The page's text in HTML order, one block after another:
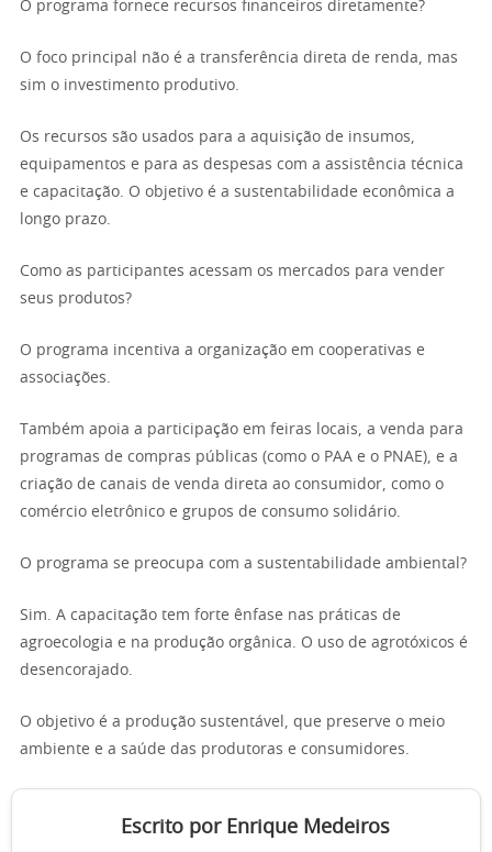
O programa fornece recursos financeiros diretamente?
O foco principal não é a transferência direta de renda, mas
sim o investimento produtivo.
Os recursos são usados para a aquisição de insumos,
equipamentos e para as despesas com a assistência técnica
e capacitação. O objetivo é a sustentabilidade econômica a
longo prazo.
Como as participantes acessam os mercados para vender
seus produtos?
O programa incentiva a organização em cooperativas e
associações.
Também apoia a participação em feiras locais, a venda para
programas de compras públicas (como o PAA e o PNAE), e a
criação de canais de venda direta ao consumidor, como o
comércio eletrônico e grupos de consumo solidário.
O programa se preocupa com a sustentabilidade ambiental?
Sim. A capacitação tem forte ênfase nas práticas de
agroecologia e na produção orgânica. O uso de agrotóxicos é
desencorajado.
O objetivo é a produção sustentável, que preserve o meio
ambiente e a saúde das produtoras e consumidores.
Escrito por Enrique Medeiros